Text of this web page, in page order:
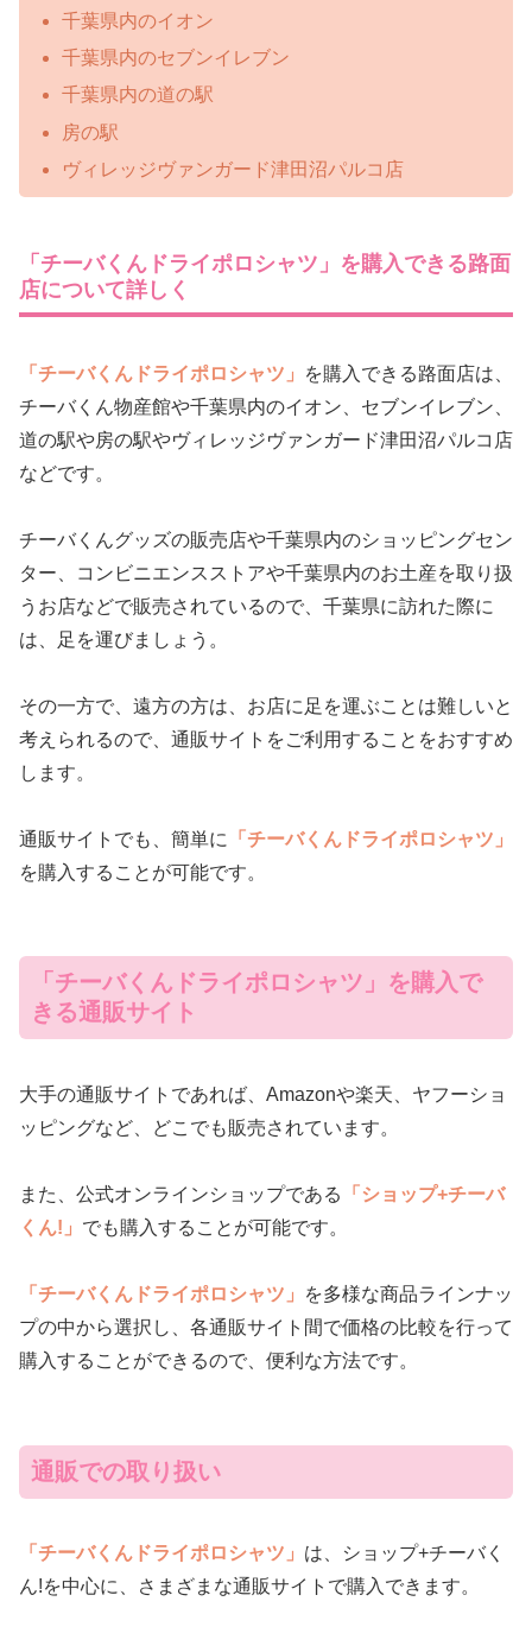
千葉県内のイオン
千葉県内のセブンイレブン
千葉県内の道の駅
房の駅
ヴィレッジヴァンガード津田沼パルコ店
「チーバくんドライポロシャツ」を購入できる路面
店について詳しく
「チーバくんドライポロシャツ」
を購入できる路面店は、
チーバくん物産館や千葉県内のイオン、セブンイレブン、
道の駅や房の駅やヴィレッジヴァンガード津田沼パルコ店
などです。
チーバくんグッズの販売店や千葉県内のショッピングセン
ター、コンビニエンスストアや千葉県内のお土産を取り扱
うお店などで販売されているので、千葉県に訪れた際に
は、足を運びましょう。
その一方で、遠方の方は、お店に足を運ぶことは難しいと
考えられるので、通販サイトをご利用することをおすすめ
します。
通販サイトでも、簡単に
「チーバくんドライポロシャツ」
を購入することが可能です。
「チーバくんドライポロシャツ」を購入で
きる通販サイト
大手の通販サイトであれば、Amazonや楽天、ヤフーショ
ッピングなど、どこでも販売されています。
また、公式オンラインショップである
「ショップ+チーバ
くん!」 でも購入することが可能です。
「チーバくんドライポロシャツ」
を多様な商品ラインナッ
プの中から選択し、各通販サイト間で価格の比較を行って
購入することができるので、便利な方法です。
通販での取り扱い
「チーバくんドライポロシャツ」 は、ショップ+チーバく
ん!を中心に、さまざまな通販サイトで購入できます。